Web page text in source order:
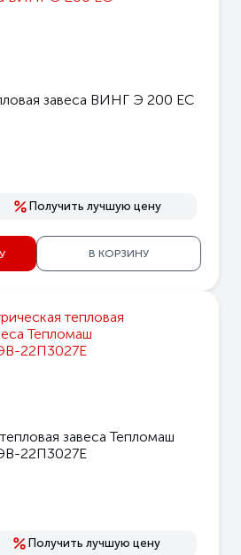
завеса ВИНГ Э 200 ЕС
Получить лучшую цену
В КОРЗИНУ
завеса Тепломаш
22П3027Е
Получить лучшую цену